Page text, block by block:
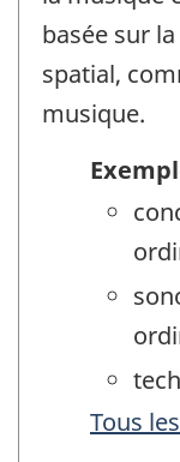
basée sur
spatial,
musique.
Tous